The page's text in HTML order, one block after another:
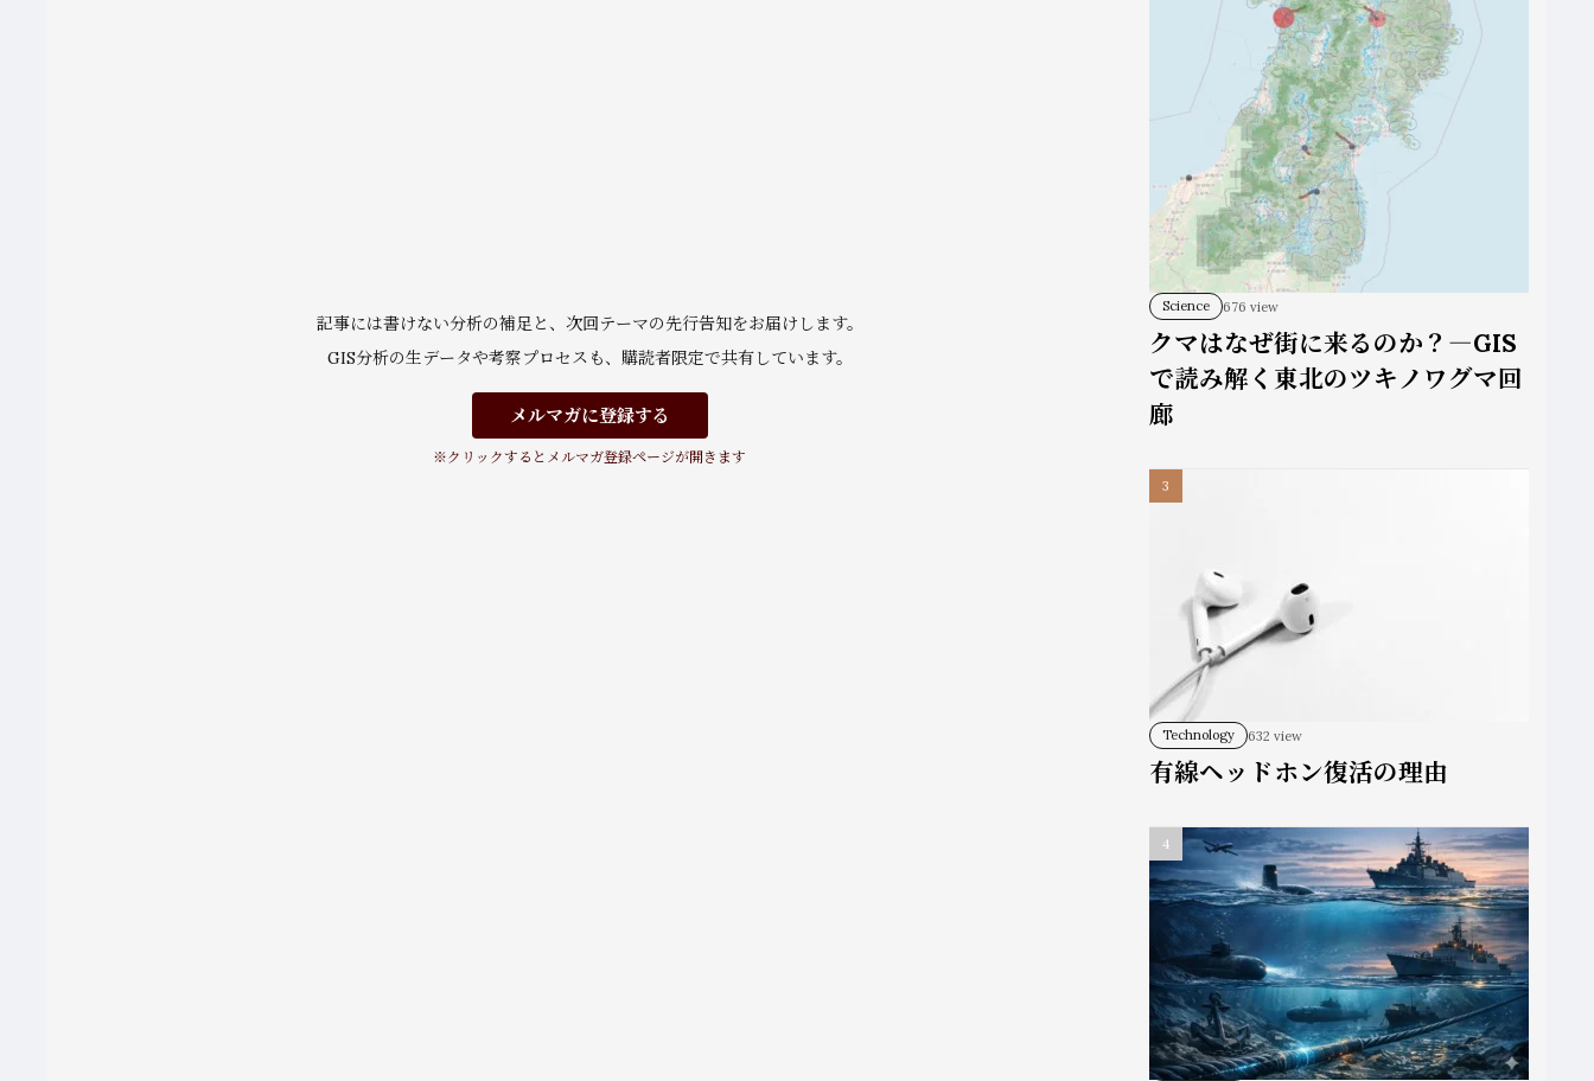
記事には書けない分析の補足と、次回テーマの先行告知をお届けします。
GIS分析の生データや考察プロセスも、購読者限定で共有しています。
メルマガに登録する
※クリックするとメルマガ登録ページが開きます
Science 676 view
クマはなぜ街に来るのか？―GIS
で読み解く東北のツキノワグマ回
廊
Technology 632 view
有線ヘッドホン復活の理由